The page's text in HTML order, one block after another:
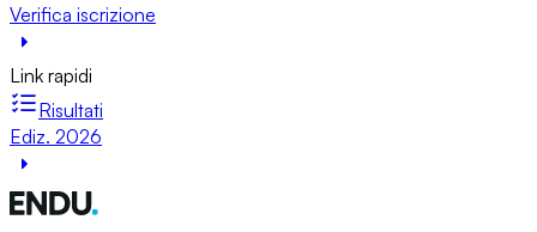
Verifica iscrizione
Link rapidi
Risultati
Ediz. 2026